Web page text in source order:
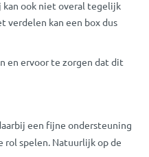
kan ook niet overal tegelijk
verdelen kan een box dus
en ervoor te zorgen dat dit
een fijne ondersteuning
rol spelen. Natuurlijk op de